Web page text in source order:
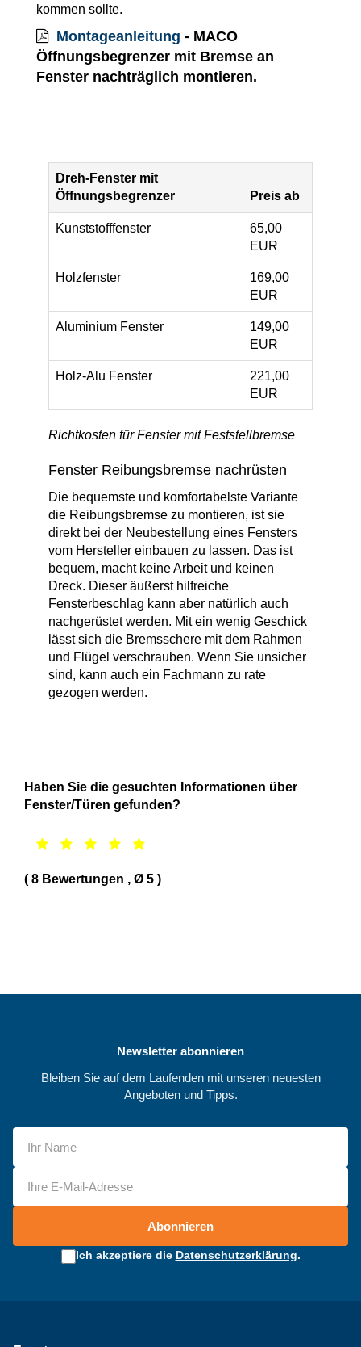
kommen sollte.
Montageanleitung - MACO
Öffnungsbegrenzer mit Bremse an
Fenster nachträglich montieren.
Dreh-Fenster mit
Öffnungsbegrenzer
Preis ab
Kunststofffenster
65,00
EUR
Holzfenster
169,00
EUR
Aluminium Fenster
149,00
EUR
Holz-Alu Fenster
221,00
EUR
Richtkosten für Fenster mit Feststellbremse
Fenster Reibungsbremse nachrüsten
Die bequemste und komfortabelste Variante
die Reibungsbremse zu montieren, ist sie
direkt bei der Neubestellung eines Fensters
vom Hersteller einbauen zu lassen. Das ist
bequem, macht keine Arbeit und keinen
Dreck. Dieser äußerst hilfreiche
Fensterbeschlag kann aber natürlich auch
nachgerüstet werden. Mit ein wenig Geschick
lässt sich die Bremsschere mit dem Rahmen
und Flügel verschrauben. Wenn Sie unsicher
sind, kann auch ein Fachmann zu rate
gezogen werden.
Haben Sie die gesuchten Informationen über
Fenster/Türen gefunden?
( 8 Bewertungen , Ø 5 )
Newsletter abonnieren
Bleiben Sie auf dem Laufenden mit unseren neuesten
Angeboten und Tipps.
Abonnieren
Ich akzeptiere die Datenschutzerklärung.